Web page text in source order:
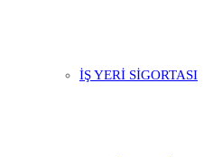
İŞ YERİ SİGORTASI